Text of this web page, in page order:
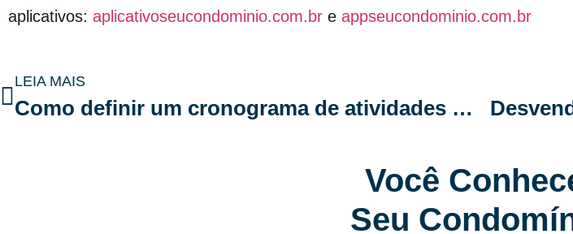
aplicativos: aplicativoseucondominio.com.br e appseucondominio.com.br
LEIA MAIS
Como definir um cronograma de atividades do síndico
Você
Seu